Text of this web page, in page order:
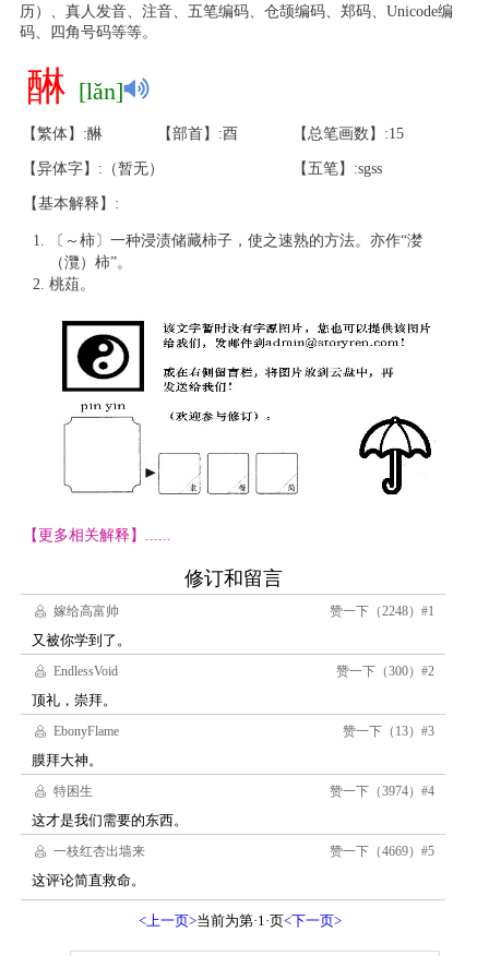
历）、真人发音、注音、五笔编码、仓颉编码、郑码、Unicode编
码、四角号码等等。
醂 [lǎn]
【繁体】:醂 【部首】:酉 【总笔画数】:15
【异体字】:（暂无） 【五笔】:sgss
【基本解释】:
〔～柿〕一种浸渍储藏柿子，使之速熟的方法。亦作“漤
（灠）柿”。
桃葅。
【更多相关解释】......